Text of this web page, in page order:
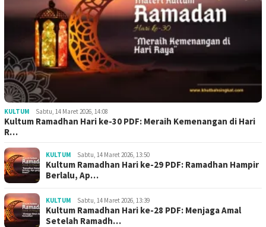
KULTUM Sabtu, 14 Maret 2026, 14:08
Kultum Ramadhan Hari ke-30 PDF: Meraih Kemenangan di Hari
R…
KULTUM Sabtu, 14 Maret 2026, 13:50
Kultum Ramadhan Hari ke-29 PDF: Ramadhan Hampir
Berlalu, Ap…
KULTUM Sabtu, 14 Maret 2026, 13:39
Kultum Ramadhan Hari ke-28 PDF: Menjaga Amal
Setelah Ramadh…